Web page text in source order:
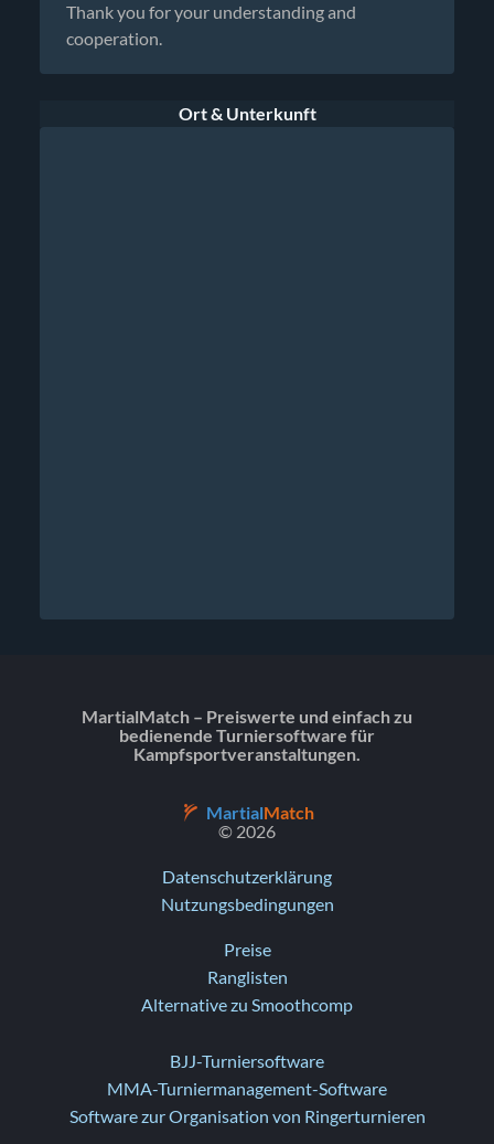
Thank you for your understanding and
cooperation.
Ort & Unterkunft
MartialMatch – Preiswerte und einfach zu
bedienende Turniersoftware für
Kampfsportveranstaltungen.
MartialMatch
© 2026
Datenschutzerklärung
Nutzungsbedingungen
Preise
Ranglisten
Alternative zu Smoothcomp
BJJ-Turniersoftware
MMA-Turniermanagement-Software
Software zur Organisation von Ringerturnieren